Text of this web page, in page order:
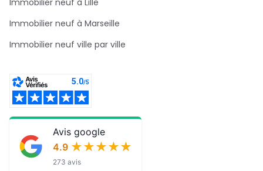
Immobilier neuf à Lille
Immobilier neuf à Marseille
Immobilier neuf ville par ville
Avis google
4.9 ★★★★★
★★★★★
273 avis